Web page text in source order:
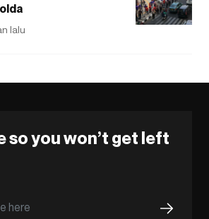
lalu
so you won’t get left